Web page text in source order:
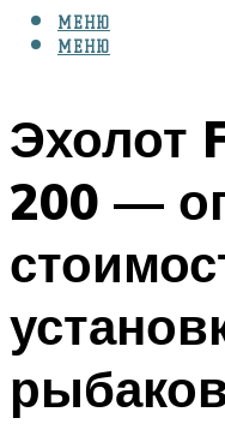
МЕНЮ
МЕНЮ
Эхолот
200 —